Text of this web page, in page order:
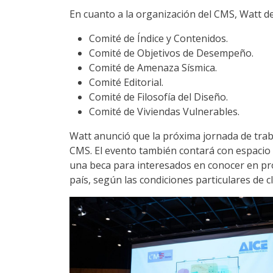
En cuanto a la organización del CMS, Watt
Comité de Índice y Contenidos.
Comité de Objetivos de Desempeño.
Comité de Amenaza Sísmica.
Comité Editorial.
Comité de Filosofía del Diseño.
Comité de Viviendas Vulnerables.
Watt anunció que la próxima jornada de
CMS. El evento también contará con
una beca para interesados en conocer en
país, según las condiciones particulares de